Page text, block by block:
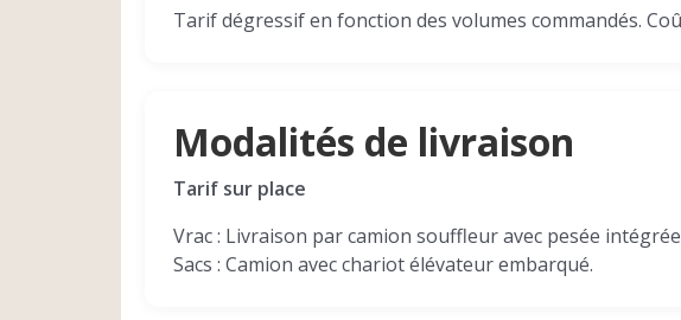
Tarif dégressif en fonction des volumes commandés.
Modalités de livraison
Tarif sur place
Vrac : Livraison par camion souffleur avec pesée
Sacs : Camion avec chariot élévateur embarqué.